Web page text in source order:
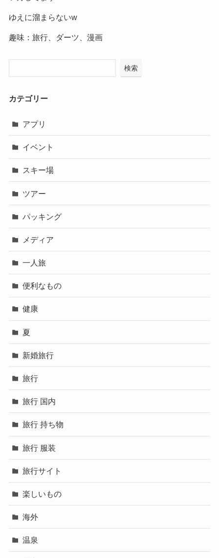
ゆえに溜まらないw
趣味：旅行、ダーツ、漫画
検索
カテゴリー
アプリ
イベント
スキー場
ツアー
パッキング
メディア
一人旅
便利なもの
健康
夏
新婚旅行
旅行
旅行 国内
旅行 持ち物
旅行 服装
旅行サイト
楽しいもの
海外
温泉